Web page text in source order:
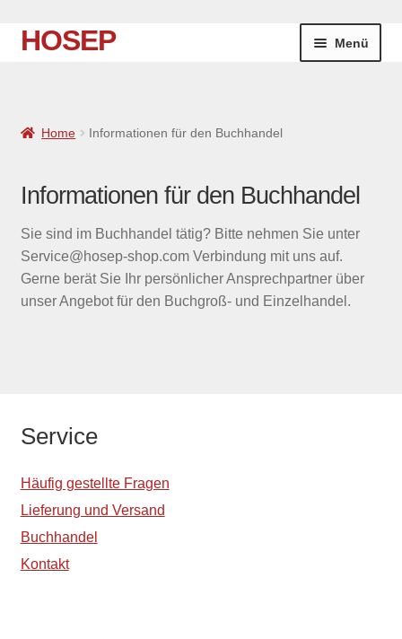
Zur
Zum
HOSEP Menü
Neuigkeiten
öffnen
In Arbeit
Über uns
Home Informationen für den Buchhandel
Informationen für den Buchhandel
Sie sind im Buchhandel tätig? Bitte nehmen Sie unter
Service@hosep-shop.com Verbindung mit uns auf.
Gerne berät Sie Ihr persönlicher Ansprechpartner über
unser Angebot für den Buchgroß- und Einzelhandel.
Service
Häufig gestellte Fragen
Lieferung und Versand
Buchhandel
Kontakt